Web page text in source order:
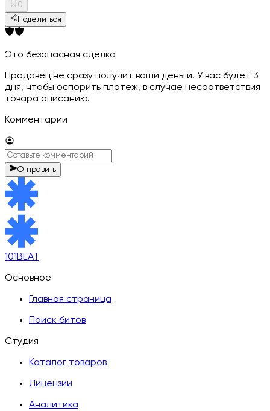
0
Поделиться
Это безопасная сделка
Продавец не сразу получит ваши деньги. У вас будет 3
дня, чтобы оспорить платеж, в случае несоответствия
товара описанию.
Комментарии
Отправить
101BEAT
Основное
Главная страница
Поиск битов
Студия
Каталог товаров
Лицензии
Аналитика